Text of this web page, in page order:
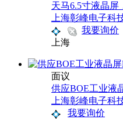
天马6.5寸液晶屏
上海彰峰电子科
我要询价
上海
面议
供应BOE工业液
上海彰峰电子科
我要询价